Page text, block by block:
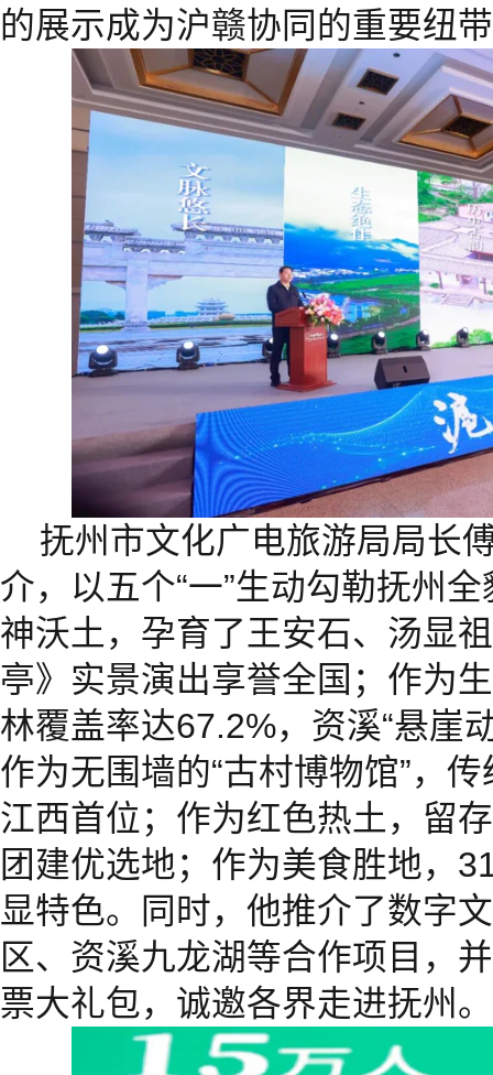
的展示成为沪赣协同的重要纽
抚州市文化广电旅游局局长
介，以五个“一”生动勾勒抚州
神沃土，孕育了王安石、汤显
亭》实景演出享誉全国；作为
林覆盖率达67.2%，资溪“悬崖
作为无围墙的“古村博物馆”，
江西首位；作为红色热土，留
团建优选地；作为美食胜地，
显特色。同时，他推介了数字
区、资溪九龙湖等合作项目，
票大礼包，诚邀各界走进抚州。